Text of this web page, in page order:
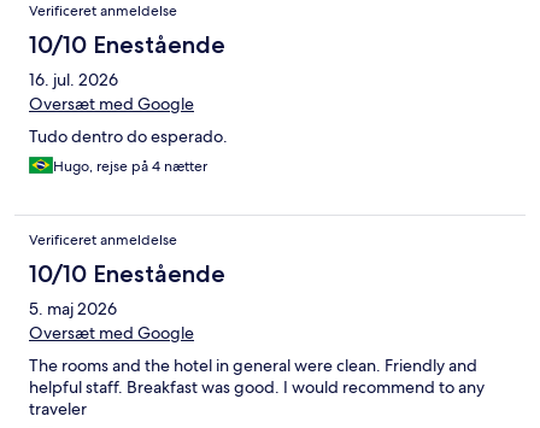
Verificeret anmeldelse
10/10 Enestående
16. jul. 2026
Oversæt med Google
Tudo dentro do esperado.
Hugo, rejse på 4 nætter
Verificeret anmeldelse
10/10 Enestående
5. maj 2026
Oversæt med Google
The rooms and the hotel in general were clean. Friendly and
helpful staff. Breakfast was good. I would recommend to any
traveler